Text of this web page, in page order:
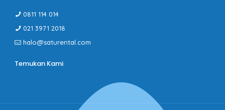
0811 114 014
021 3971 2018
halo@saturental.com
Temukan Kami